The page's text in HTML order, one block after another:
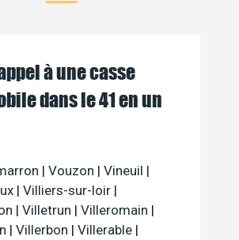
à une casse
dans le 41 en un
| Vouzon | Vineuil |
| Villiers-sur-loir |
| Villetrun | Villeromain |
| Villerbon | Villerable |